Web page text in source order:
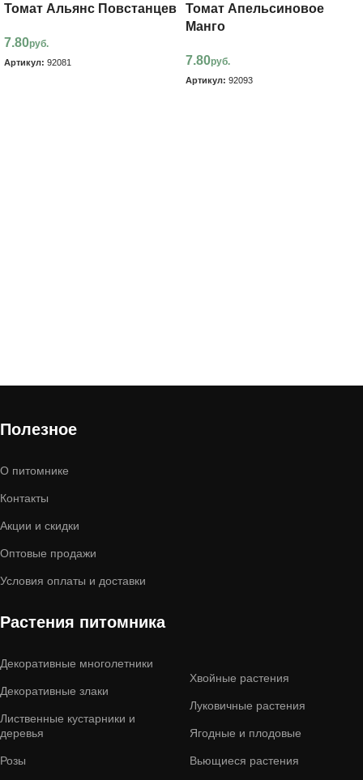
Томат Альянс Повстанцев
7.80руб.
Артикул: 92081
Томат Апельсиновое
Манго
7.80руб.
Артикул: 92093
Полезное
О питомнике
Контакты
Акции и скидки
Оптовые продажи
Условия оплаты и доставки
Растения питомника
Декоративные многолетники
Декоративные злаки
Лиственные кустарники и
деревья
Розы
Хвойные растения
Луковичные растения
Ягодные и плодовые
Вьющиеся растения